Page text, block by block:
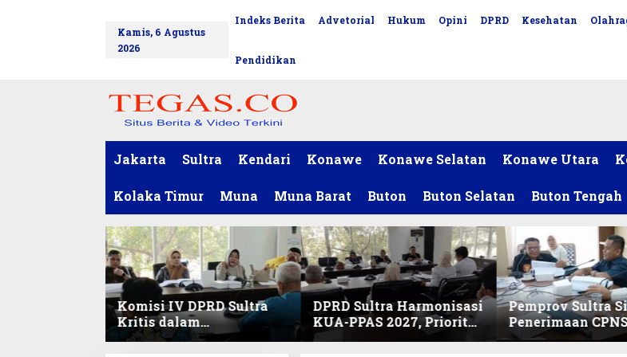
Kamis, 6 Agustus
2026
Indeks Berita Advetorial Hukum Opini DPRD Kesehatan
Pendidikan
Jakarta Sultra Kendari Konawe Konawe Selatan Konawe Utara
Kolaka Timur Muna Muna Barat Buton Buton Selatan Buton Tengah
Komisi IV DPRD Sultra
Kritis dalam
Harmonisasi KUA-PPAS
DPRD Sultra Harmonisasi
KUA-PPAS 2027, Prioritas
Pendidikan, Kebudayaan,
Pemprov Sultra
Penerimaan
PPPK 2027,